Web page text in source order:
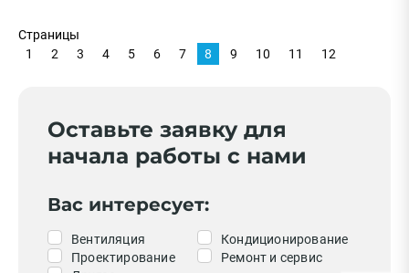
Страницы
1
2 3 4 5 6 7 8 9 10 11 12
Оставьте заявку для
начала работы с нами
Вас интересует:
Вентиляция
Кондиционирование
Проектирование
Ремонт и сервис